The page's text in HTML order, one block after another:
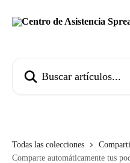
Todas las colecciones
Comparte automáticamente tus